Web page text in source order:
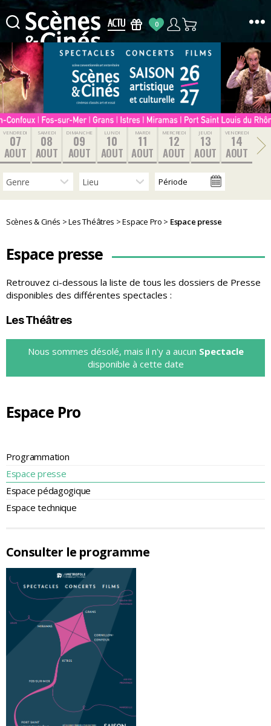
Scènes
&
Cinés
0
VENDREDI
07
AOUT
SAMEDI
08
AOUT
DIMANCHE
09
AOUT
LUNDI
10
AOUT
MARDI
11
AOUT
MERCREDI
12
AOUT
JEUDI
13
AOUT
VENDREDI
14
AOUT
Scènes & Cinés >Les Théâtres >Espace Pro > Espace presse
Espace Pro
Programmation
Espace presse
Espace pédagogique
Espace technique
Consulter le programme
Espace presse
Retrouvez ci-dessous la liste de tous les dossiers de Presse
disponibles des différentes spectacles :
Les Théâtres
Nous sommes désolé, mais il n'y a aucun Spectacle
disponible à cette date